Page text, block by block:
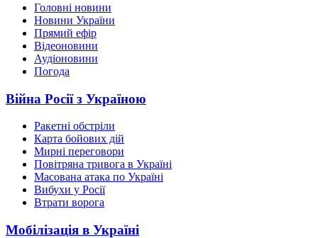
Головні новини
Новини України
Прямий ефір
Відеоновини
Аудіоновини
Погода
Війна Росії з Україною
Ракетні обстріли
Карта бойових дій
Мирні переговори
Повітряна тривога в Україні
Масована атака по Україні
Вибухи у Росії
Втрати ворога
Мобілізація в Україні